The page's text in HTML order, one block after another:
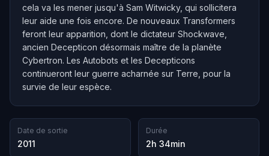
cela va les mener jusqu'à Sam Witwicky, qui sollicitera
leur aide une fois encore. De nouveaux Transformers
feront leur apparition, dont le dictateur Shockwave,
ancien Decepticon désormais maître de la planète
Cybertron. Les Autobots et les Decepticons
continueront leur guerre acharnée sur Terre, pour la
survie de leur espèce.
Date de sortie
2011
Durée
2h 34min